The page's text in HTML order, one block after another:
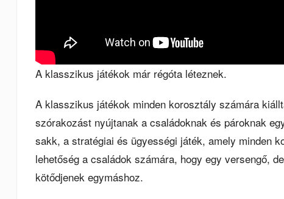
A klasszikus játékok már régóta léteznek.
A klasszikus játékok minden korosztály számára
szórakozást nyújtanak a családoknak és pároknak
sakk, a stratégiai és ügyességi játék, amely minden
lehetőség a családok számára, hogy egy versengő,
kötődjenek egymáshoz.